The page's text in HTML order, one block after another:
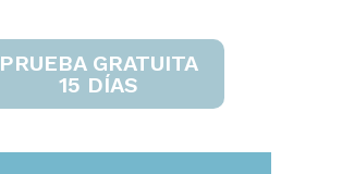
PRUEBA GRATUITA
15 DÍAS